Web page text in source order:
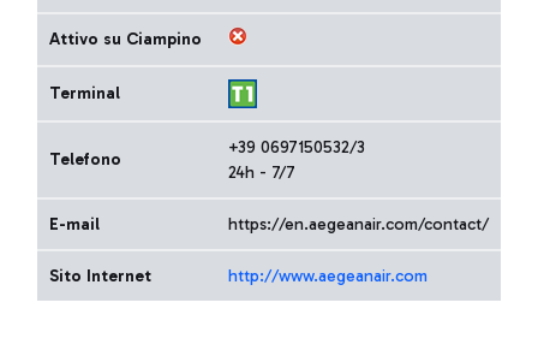
Attivo su Ciampino
Terminal
Telefono
+39 0697150532/3
24h - 7/7
E-mail https://en.aegeanair.com/contact/
Sito Internet http://www.aegeanair.com